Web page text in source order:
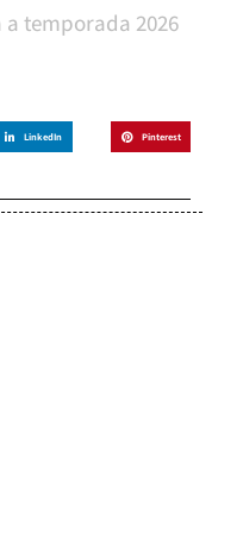
temporada 2026
LinkedIn Pinterest